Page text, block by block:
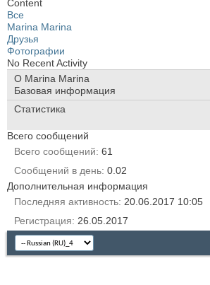
Content
Все
Marina Marina
Друзья
Фотографии
No Recent Activity
О Marina Marina
Базовая информация
Статистика
Всего сообщений
Всего сообщений 61
Сообщений в день 0.02
Дополнительная информация
Последняя активность 20.06.2017 10:05
Регистрация
26.05.2017